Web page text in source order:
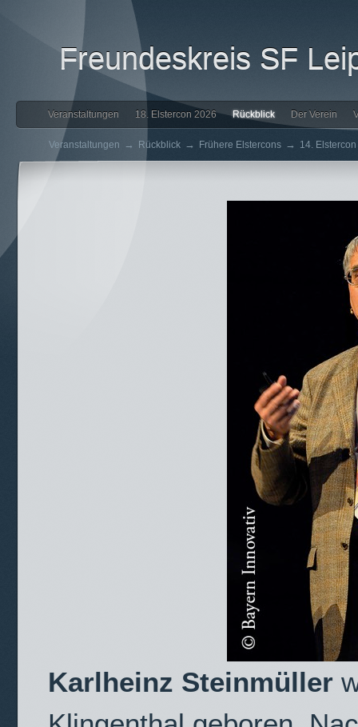
Freundeskreis SF
Veranstaltungen 18. Elstercon 2026 Rückblick Der Verein
Veranstaltungen → Rückblick → Frühere Elstercons → 14.
Karlheinz Steinmüller